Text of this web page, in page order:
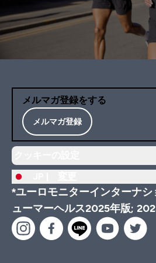
メルマガ登録をする
メルマガ登録
*ユーロモニターインターナ
ューマーヘルス2025年版;